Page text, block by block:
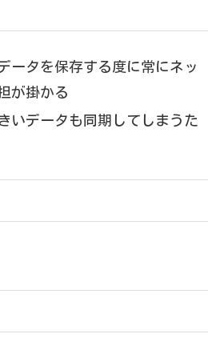
ータを保存する度に常にネッ
が掛かる
いデータも同期してしまうた